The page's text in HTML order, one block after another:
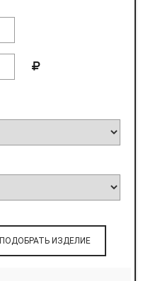
ПОДОБРАТЬ ИЗДЕЛИЕ